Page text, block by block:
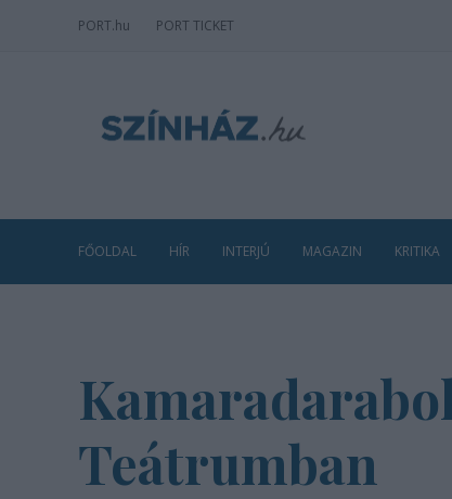
PORT.hu PORT TICKET
FŐOLDAL HÍR INTERJÚ MAGAZIN KRITIKA
Teátrumban